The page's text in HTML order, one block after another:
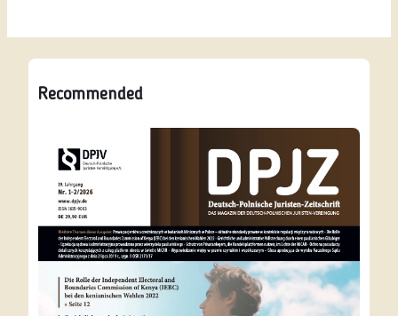
Recommended
5 Monaten